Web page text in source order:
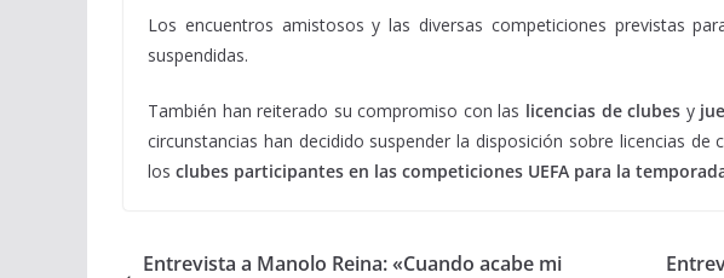
Los encuentros amistosos y las diversas competiciones previstas
suspendidas.
También han reiterado su compromiso con las licencias de clubes y
circunstancias han decidido suspender la disposición sobre licencias
los clubes participantes en las competiciones UEFA para la
Entrevista a Manolo Reina: «Cuando acabe mi